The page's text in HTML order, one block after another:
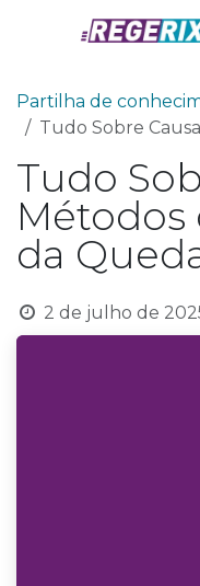
Tudo Sobre Causas e
Tudo
Métodos
da
2 de julho de